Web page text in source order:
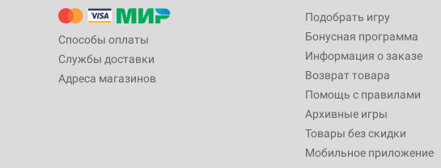
Способы оплаты
Службы доставки
Адреса магазинов
Подобрать игру
Бонусная программа
Информация о заказе
Возврат товара
Помощь с правилами
Архивные игры
Товары без скидки
Мобильное приложение